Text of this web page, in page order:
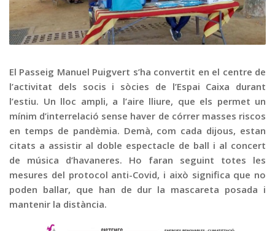
Publicitat
Contacte
El Passeig Manuel Puigvert s’ha convertit en el centre de
l’activitat dels socis i sòcies de l’Espai Caixa durant
l’estiu. Un lloc ampli, a l’aire lliure, que els permet un
mínim d’interrelació sense haver de córrer masses riscos
en temps de pandèmia. Demà, com cada dijous, estan
citats a assistir al doble espectacle de ball i al concert
de música d’havaneres. Ho faran seguint totes les
mesures del protocol anti-Covid, i això significa que no
poden ballar, que han de dur la mascareta posada i
mantenir la distància.